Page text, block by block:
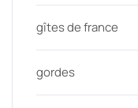
gîtes de france
gordes